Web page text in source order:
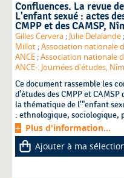
Confluences. La revue
L'enfant sexué : actes
CMPP et des CAMSP,
Gilles Cervera ; Julie Delalande ;
Millot ;Association nationale
ANCE ;Association nationale
ANCE-. Journées d'études,
Ce document rassemble les
d'études des CMPP et
la thématique de l'"enfant
: ethnologique, sociologique,
Plus d'information...
Ajouter à ma